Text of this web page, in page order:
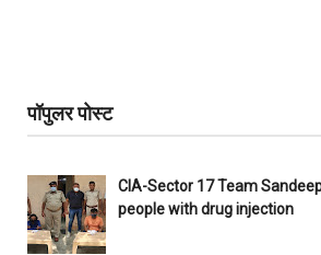
पॉपुलर पोस्ट
CIA-Sector 17 Team
people with drug injection